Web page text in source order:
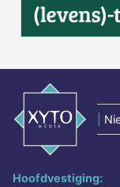
Hoofdvestiging: